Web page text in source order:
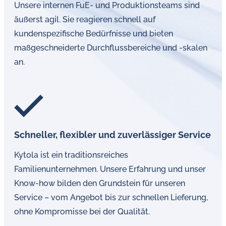
Unsere internen FuE- und Produktionsteams sind
äußerst agil. Sie reagieren schnell auf
kundenspezifische Bedürfnisse und bieten
maßgeschneiderte Durchflussbereiche und -skalen
an.
Schneller, flexibler und zuverlässiger Service
Kytola ist ein traditionsreiches
Familienunternehmen. Unsere Erfahrung und unser
Know-how bilden den Grundstein für unseren
Service – vom Angebot bis zur schnellen Lieferung,
ohne Kompromisse bei der Qualität.